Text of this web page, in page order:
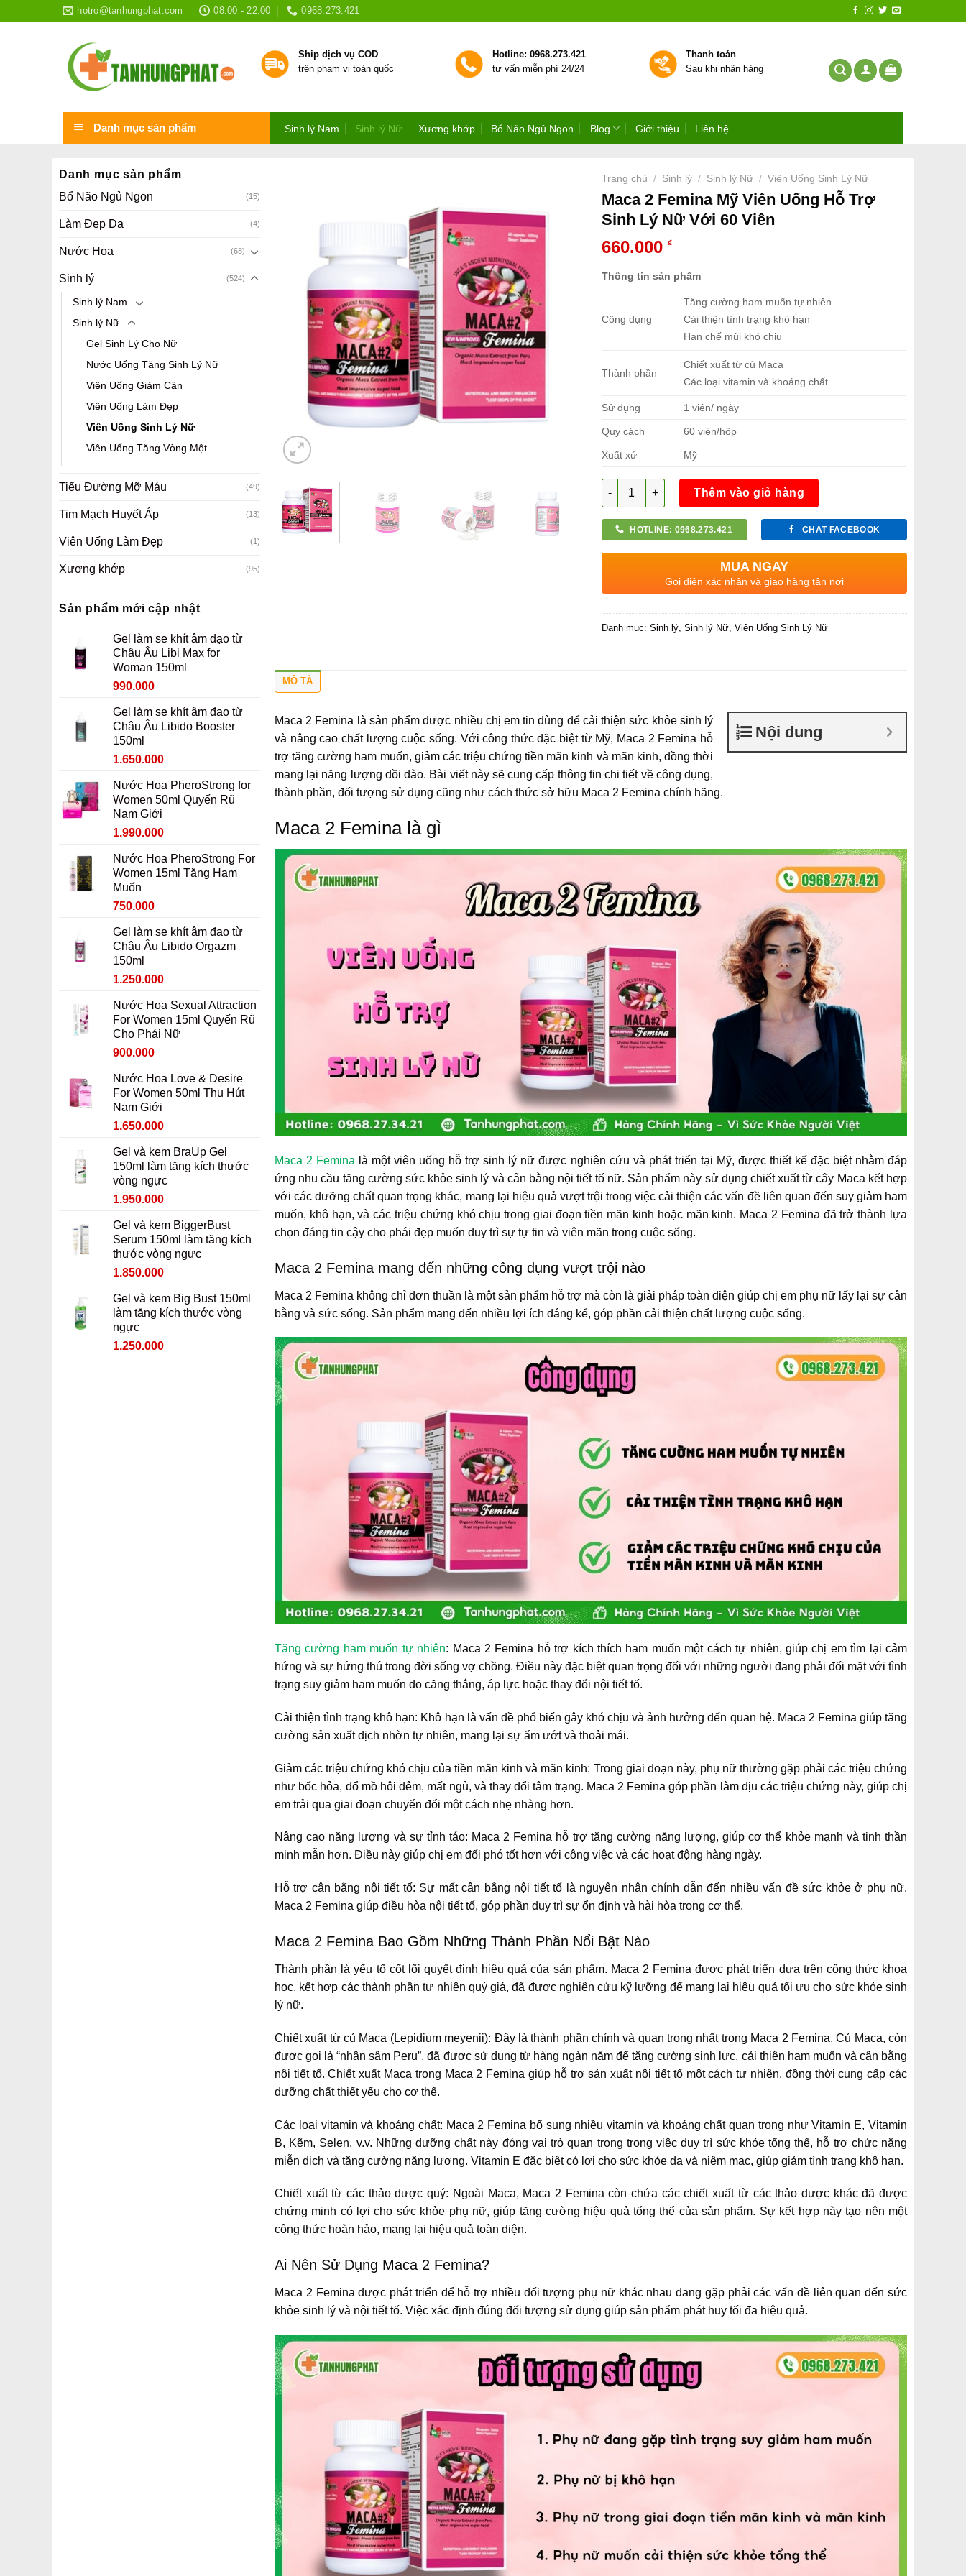
hotro@tanhungphat.com 08:00 - 22:00 0968.273.421
Ship dịch vụ COD
trên phạm vi toàn quốc
Hotline: 0968.273.421
tư vấn miễn phí 24/24
Thanh toán
Sau khi nhận hàng
Danh mục sản phẩm Sinh lý Nam Sinh lý Nữ Xương khớp Bổ Não Ngủ Ngon Blog Giới thiệu Liên hệ
Danh mục sản phẩm
Bổ Não Ngủ Ngon
(15)
Làm Đẹp Da (4)
Nước Hoa (68)
Sinh lý (524)
Sinh lý Nam
Sinh lý Nữ
Gel Sinh Lý Cho Nữ
Nước Uống Tăng Sinh Lý Nữ
Viên Uống Giảm Cân
Viên Uống Làm Đẹp
Viên Uống Sinh Lý Nữ
Viên Uống Tăng Vòng Một
Tiểu Đường Mỡ Máu (49)
Tim Mạch Huyết Áp (13)
Viên Uống Làm Đẹp (1)
Xương khớp (95)
Sản phẩm mới cập nhật
Gel làm se khít âm đạo từ
Châu Âu Libi Max for
Woman 150ml
Giá
là:
1.190.000 ₫.
990.000
tại
là:
Gel làm se khít âm đạo từ
Châu Âu Libido Booster
150ml
Giá
là:
1.850.000 ₫.
1.650.000
tại
là:
Nước Hoa PheroStrong for
Women 50ml Quyến Rũ
Nam Giới
Giá
là:
2.190.000 ₫.
1.990.000
tại
là:
Nước Hoa PheroStrong For
Women 15ml Tăng Ham
Muốn
Giá
là:
950.000 ₫.
750.000
tại
là:
Gel làm se khít âm đạo từ
Châu Âu Libido Orgazm
150ml
Giá
là:
1.450.000 ₫.
1.250.000
tại
là:
1.250.000 ₫.
Nước Hoa Sexual Attraction
For Women 15ml Quyến Rũ
Cho Phái Nữ
Giá
là:
1.100.000 ₫.
900.000
tại
là:
900.000 ₫.
Nước Hoa Love & Desire
For Women 50ml Thu Hút
Nam Giới
Giá
là:
1.850.000 ₫.
1.650.000
tại
là:
1.650.000 ₫.
Gel và kem BraUp Gel
150ml làm tăng kích thước
vòng ngực
Giá
là:
2.150.000 ₫.
1.950.000
tại
là:
1.950.000 ₫.
Gel và kem BiggerBust
Serum 150ml làm tăng kích
thước vòng ngực
Giá
là:
2.050.000 ₫.
1.850.000
tại
là:
Gel và kem Big Bust 150ml
làm tăng kích thước vòng
ngực
Giá
1.250.000
Trang chủ / Sinh lý / Sinh lý Nữ / Viên Uống Sinh Lý Nữ
Maca 2 Femina Mỹ Viên Uống Hỗ Trợ
Sinh Lý Nữ Với 60 Viên
660.000 ₫
Thông tin sản phẩm
Công dụng
Tăng cường ham muốn tự nhiên
Cải thiện tình trạng khô hạn
Hạn chế mùi khó chịu
Thành phần
Chiết xuất từ củ Maca
Các loại vitamin và khoáng chất
Sử dụng 1 viên/ ngày
Quy cách 60 viên/hộp
Xuất xứ Mỹ
Số lượng
Thêm vào giỏ hàng
HOTLINE: 0968.273.421 CHAT FACEBOOK
MUA NGAY
Gọi điện xác nhận và giao hàng tận nơi
Danh mục: Sinh lý Sinh lý Nữ Viên Uống Sinh Lý Nữ
MÔ TẢ
Nội dung
Maca 2 Femina là sản phẩm được nhiều chị em tin dùng để cải thiện sức khỏe sinh lý
và nâng cao chất lượng cuộc sống. Với công thức đặc biệt từ Mỹ, Maca 2 Femina hỗ
trợ tăng cường ham muốn, giảm các triệu chứng tiền mãn kinh và mãn kinh, đồng thời
mang lại năng lượng dồi dào. Bài viết này sẽ cung cấp thông tin chi tiết về công dụng,
thành phần, đối tượng sử dụng cũng như cách thức sở hữu Maca 2 Femina chính hãng.
Maca 2 Femina là gì
Maca 2 Femina là một viên uống hỗ trợ sinh lý nữ được nghiên cứu và phát triển tại Mỹ, được thiết kế đặc biệt nhằm đáp
ứng nhu cầu tăng cường sức khỏe sinh lý và cân bằng nội tiết tố nữ. Sản phẩm này sử dụng chiết xuất từ cây Maca kết hợp
với các dưỡng chất quan trọng khác, mang lại hiệu quả vượt trội trong việc cải thiện các vấn đề liên quan đến suy giảm ham
muốn, khô hạn, và các triệu chứng khó chịu trong giai đoạn tiền mãn kinh hoặc mãn kinh. Maca 2 Femina đã trở thành lựa
chọn đáng tin cậy cho phái đẹp muốn duy trì sự tự tin và viên mãn trong cuộc sống.
Maca 2 Femina mang đến những công dụng vượt trội nào
Maca 2 Femina không chỉ đơn thuần là một sản phẩm hỗ trợ mà còn là giải pháp toàn diện giúp chị em phụ nữ lấy lại sự cân
bằng và sức sống. Sản phẩm mang đến nhiều lợi ích đáng kể, góp phần cải thiện chất lượng cuộc sống.
Tăng cường ham muốn tự nhiên: Maca 2 Femina hỗ trợ kích thích ham muốn một cách tự nhiên, giúp chị em tìm lại cảm
hứng và sự hứng thú trong đời sống vợ chồng. Điều này đặc biệt quan trọng đối với những người đang phải đối mặt với tình
trạng suy giảm ham muốn do căng thẳng, áp lực hoặc thay đổi nội tiết tố.
Cải thiện tình trạng khô hạn: Khô hạn là vấn đề phổ biến gây khó chịu và ảnh hưởng đến quan hệ. Maca 2 Femina giúp tăng
cường sản xuất dịch nhờn tự nhiên, mang lại sự ẩm ướt và thoải mái.
Giảm các triệu chứng khó chịu của tiền mãn kinh và mãn kinh: Trong giai đoạn này, phụ nữ thường gặp phải các triệu chứng
như bốc hỏa, đổ mồ hôi đêm, mất ngủ, và thay đổi tâm trạng. Maca 2 Femina góp phần làm dịu các triệu chứng này, giúp chị
em trải qua giai đoạn chuyển đổi một cách nhẹ nhàng hơn.
Nâng cao năng lượng và sự tỉnh táo: Maca 2 Femina hỗ trợ tăng cường năng lượng, giúp cơ thể khỏe mạnh và tinh thần
minh mẫn hơn. Điều này giúp chị em đối phó tốt hơn với công việc và các hoạt động hàng ngày.
Hỗ trợ cân bằng nội tiết tố: Sự mất cân bằng nội tiết tố là nguyên nhân chính dẫn đến nhiều vấn đề sức khỏe ở phụ nữ.
Maca 2 Femina giúp điều hòa nội tiết tố, góp phần duy trì sự ổn định và hài hòa trong cơ thể.
Maca 2 Femina Bao Gồm Những Thành Phần Nổi Bật Nào
Thành phần là yếu tố cốt lõi quyết định hiệu quả của sản phẩm. Maca 2 Femina được phát triển dựa trên công thức khoa
học, kết hợp các thành phần tự nhiên quý giá, đã được nghiên cứu kỹ lưỡng để mang lại hiệu quả tối ưu cho sức khỏe sinh
lý nữ.
Chiết xuất từ củ Maca (Lepidium meyenii): Đây là thành phần chính và quan trọng nhất trong Maca 2 Femina. Củ Maca, còn
được gọi là “nhân sâm Peru”, đã được sử dụng từ hàng ngàn năm để tăng cường sinh lực, cải thiện ham muốn và cân bằng
nội tiết tố. Chiết xuất Maca trong Maca 2 Femina giúp hỗ trợ sản xuất nội tiết tố một cách tự nhiên, đồng thời cung cấp các
dưỡng chất thiết yếu cho cơ thể.
Các loại vitamin và khoáng chất: Maca 2 Femina bổ sung nhiều vitamin và khoáng chất quan trọng như Vitamin E, Vitamin
B, Kẽm, Selen, v.v. Những dưỡng chất này đóng vai trò quan trọng trong việc duy trì sức khỏe tổng thể, hỗ trợ chức năng
miễn dịch và tăng cường năng lượng. Vitamin E đặc biệt có lợi cho sức khỏe da và niêm mạc, giúp giảm tình trạng khô hạn.
Chiết xuất từ các thảo dược quý: Ngoài Maca, Maca 2 Femina còn chứa các chiết xuất từ các thảo dược khác đã được
chứng minh có lợi cho sức khỏe phụ nữ, giúp tăng cường hiệu quả tổng thể của sản phẩm. Sự kết hợp này tạo nên một
công thức hoàn hảo, mang lại hiệu quả toàn diện.
Ai Nên Sử Dụng Maca 2 Femina?
Maca 2 Femina được phát triển để hỗ trợ nhiều đối tượng phụ nữ khác nhau đang gặp phải các vấn đề liên quan đến sức
khỏe sinh lý và nội tiết tố. Việc xác định đúng đối tượng sử dụng giúp sản phẩm phát huy tối đa hiệu quả.